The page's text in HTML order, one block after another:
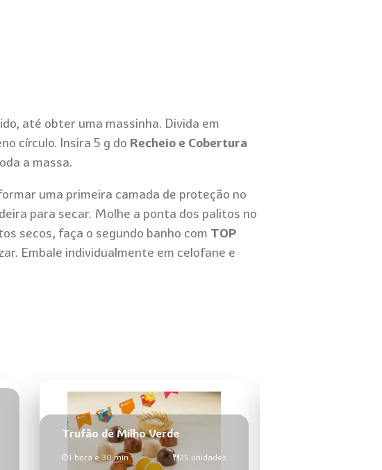
, até obter uma massinha. Divida em
círculo. Insira 5 g do Recheio e Cobertura
a massa.
uma primeira camada de proteção no
para secar. Molhe a ponta dos palitos no
secos, faça o segundo banho com TOP
Embale individualmente em celofane e
Trufão de Milho Verde
1 hora e 30 min 25 unidades